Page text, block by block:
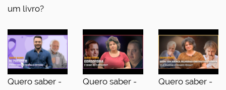
um livro?
Quero saber -
Quero saber -
Quero saber -